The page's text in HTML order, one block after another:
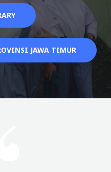
JAWA TIMUR